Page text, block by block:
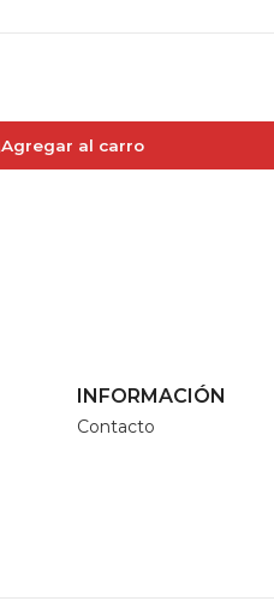
Agregar al carro
INFORMACIÓN
Contacto